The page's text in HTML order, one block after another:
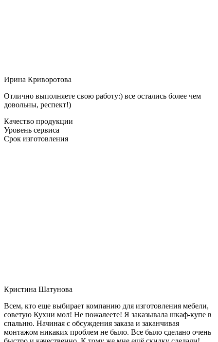
Ирина Криворотова
Отлично выполняете свою работу:) все остались более чем
довольны, респект!)
Качество продукции
Уровень сервиса
Срок изготовления
Кристина Шатунова
Всем, кто еще выбирает компанию для изготовления мебели,
советую Кухни мол! Не пожалеете! Я заказывала шкаф-купе в
спальню. Начиная с обсуждения заказа и заканчивая
монтажом никаких проблем не было. Все было сделано очень